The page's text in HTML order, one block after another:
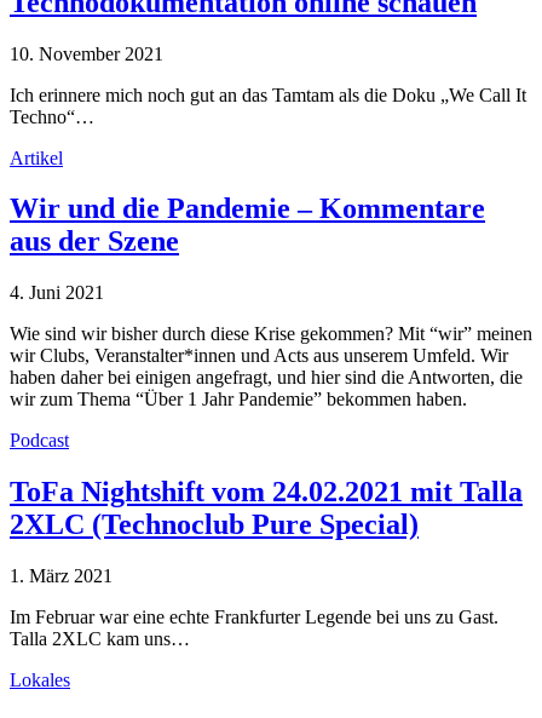
10. November 2021
Ich erinnere mich noch gut an das Tamtam als die Doku „We Call It
Techno“…
Artikel
Wir und die Pandemie – Kommentare
aus der Szene
4. Juni 2021
Wie sind wir bisher durch diese Krise gekommen? Mit “wir” meinen
wir Clubs, Veranstalter*innen und Acts aus unserem Umfeld. Wir
haben daher bei einigen angefragt, und hier sind die Antworten, die
wir zum Thema “Über 1 Jahr Pandemie” bekommen haben.
Podcast
ToFa Nightshift vom 24.02.2021 mit Talla
2XLC (Technoclub Pure Special)
1. März 2021
Im Februar war eine echte Frankfurter Legende bei uns zu Gast.
Talla 2XLC kam uns…
Lokales